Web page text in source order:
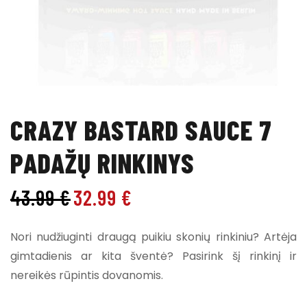
CRAZY BASTARD SAUCE 7
PADAŽŲ RINKINYS
43.99€32.99 €
Nori nudžiuginti draugą puikiu skonių rinkiniu? Artėja
gimtadienis ar kita šventė? Pasirink šį rinkinį ir
nereikės rūpintis dovanomis.